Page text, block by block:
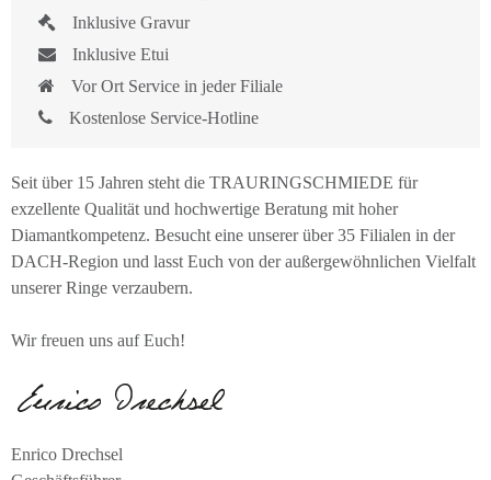
Inklusive Gravur
Inklusive Etui
Vor Ort Service in jeder Filiale
Kostenlose Service-Hotline
Seit über 15 Jahren steht die TRAURINGSCHMIEDE für
exzellente Qualität und hochwertige Beratung mit hoher
Diamantkompetenz. Besucht eine unserer über 35 Filialen in der
DACH-Region und lasst Euch von der außergewöhnlichen Vielfalt
unserer Ringe verzaubern.
Wir freuen uns auf Euch!
Enrico Drechsel